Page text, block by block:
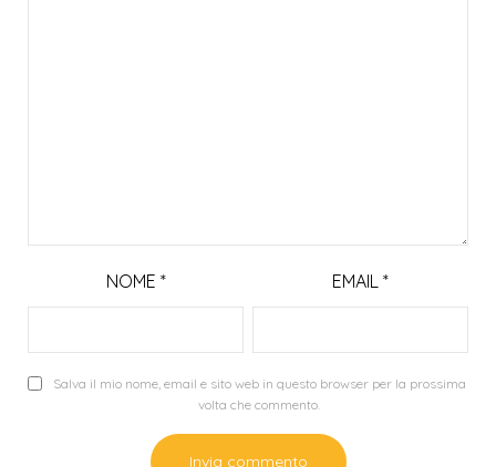
NOME * EMAIL *
Salva il mio nome, email e sito web in questo browser per la prossima
volta che commento.